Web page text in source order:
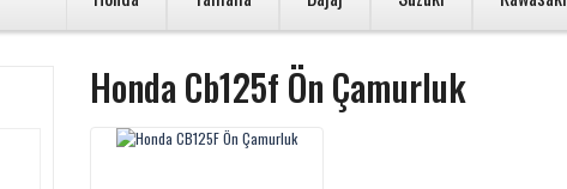
Honda Cb125f Ön Çamurluk